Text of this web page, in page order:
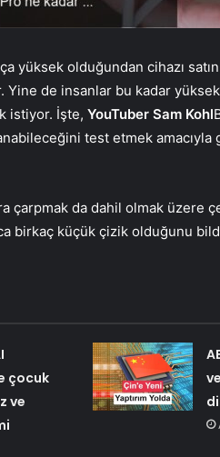
yüksek olduğundan cihazı
de insanlar bu kadar
istiyor. İşte, YouTuber Sam Kohl
test etmek
çarpmak da dahil olmak üzere
birkaç küçük çizik olduğunu
çocuk
ve